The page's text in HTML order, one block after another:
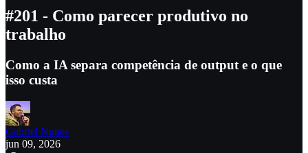
#201 - Como parecer produtivo no
trabalho
Como a IA separa competência de output e o que
isso custa
Gabriel Nunes
jun 09, 2026